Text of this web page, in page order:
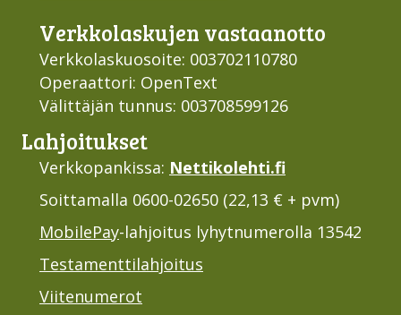
Verkko­laskujen vastaan­otto
Verkkolaskuosoite: 003702110780
Operaattori: OpenText
Välittäjän tunnus: 003708599126
Lahjoi­tukset
Verkkopankissa: Nettikolehti.fi
Soittamalla 0600-02650 (22,13 € + pvm)
MobilePay-lahjoitus lyhytnumerolla 13542
Testamenttilahjoitus
Viitenumerot